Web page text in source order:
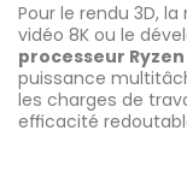
Pour le rendu 3D,
vidéo 8K ou le
processeur
puissance
les charges de
efficacité